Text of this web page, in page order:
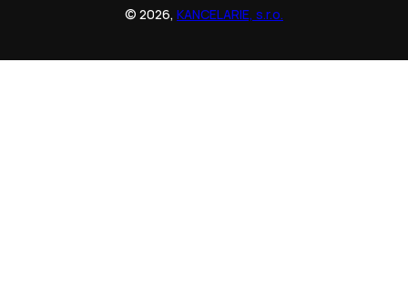
© 2026, KANCELARIE, s.r.o.